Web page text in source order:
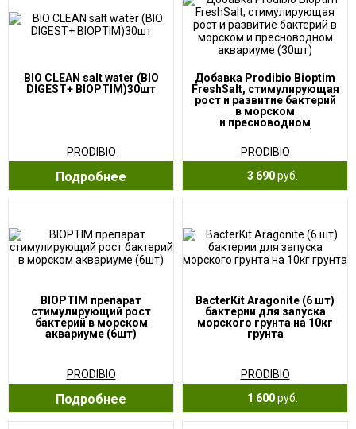
BIO CLEAN salt water (BIO
DIGEST+ BIOPTIM)30шт
PRODIBIO
Подробнее
Добавка Prodibio Bioptim
FreshSalt, стимулирующая
рост и развитие бактерий
в морском
и пресноводном
аквариуме (30шт)
PRODIBIO
3 690руб.
BIOPTIM препарат
стимулирующий рост
бактерий в морском
аквариуме (6шт)
PRODIBIO
Подробнее
BacterKit Aragonite (6 шт)
бактерии для запуска
морского грунта на 10кг
грунта
PRODIBIO
1 600руб.